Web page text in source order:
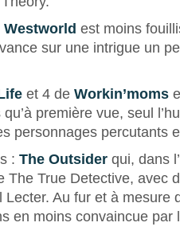
Westworld est moins
sur une intrigue un
et 4 de Workin’moms
première vue, seul
personnages percutants
: The Outsider qui, dans
The True Detective, avec
Au fur et à mesure
en moins convaincue